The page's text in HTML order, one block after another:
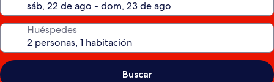
Huéspedes
Buscar